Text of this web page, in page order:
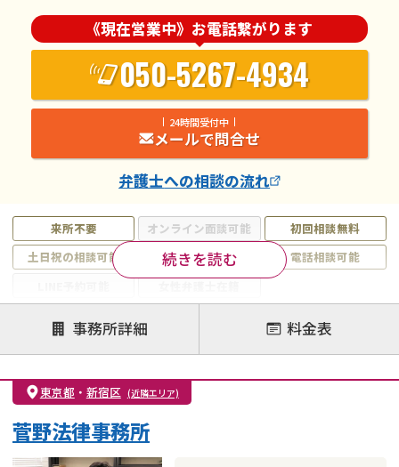
来所不要 オンライン面談可能
初回相談無料
土日祝の相談可能
19時以降電話可能
電話相談可能
注力案件
離婚前相談
離婚調停
離婚裁判
親権・面会交流権
DV
モラハラ
不貞・不倫慰謝料請求
国際離婚
財産分与
続きを読む
《現在営業中》お電話繋がります
050-5267-4934
24時間受付中
メールで問合せ
弁護士への相談の流れ
事務所詳細 料金表
東京都 ・ 新宿区 (近隣エリア)
菅野法律事務所